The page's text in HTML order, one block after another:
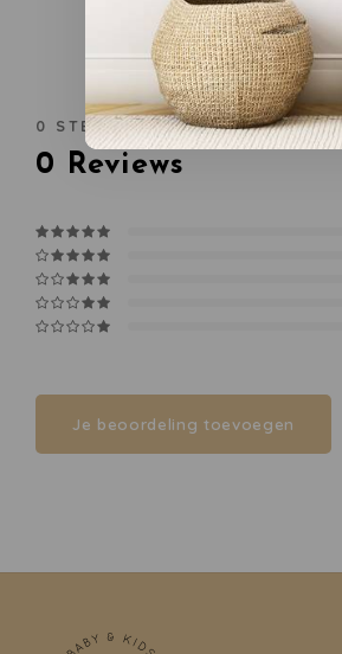
0 STERREN OP BASIS VAN0
0 Reviews
Je beoordeling toevoegen